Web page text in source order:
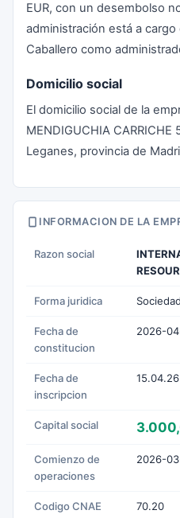
EUR, con un desembolso
administración está a
Caballero como
Domicilio social
El domicilio social de la
MENDIGUCHIA
Leganes, provincia de
INFORMACION DE LA
Razon social
Forma juridica
Fecha de
constitucion
2026-
Fecha de
inscripcion
15.04.26
Capital social
Comienzo de
operaciones
2026-
Codigo CNAE 70.20